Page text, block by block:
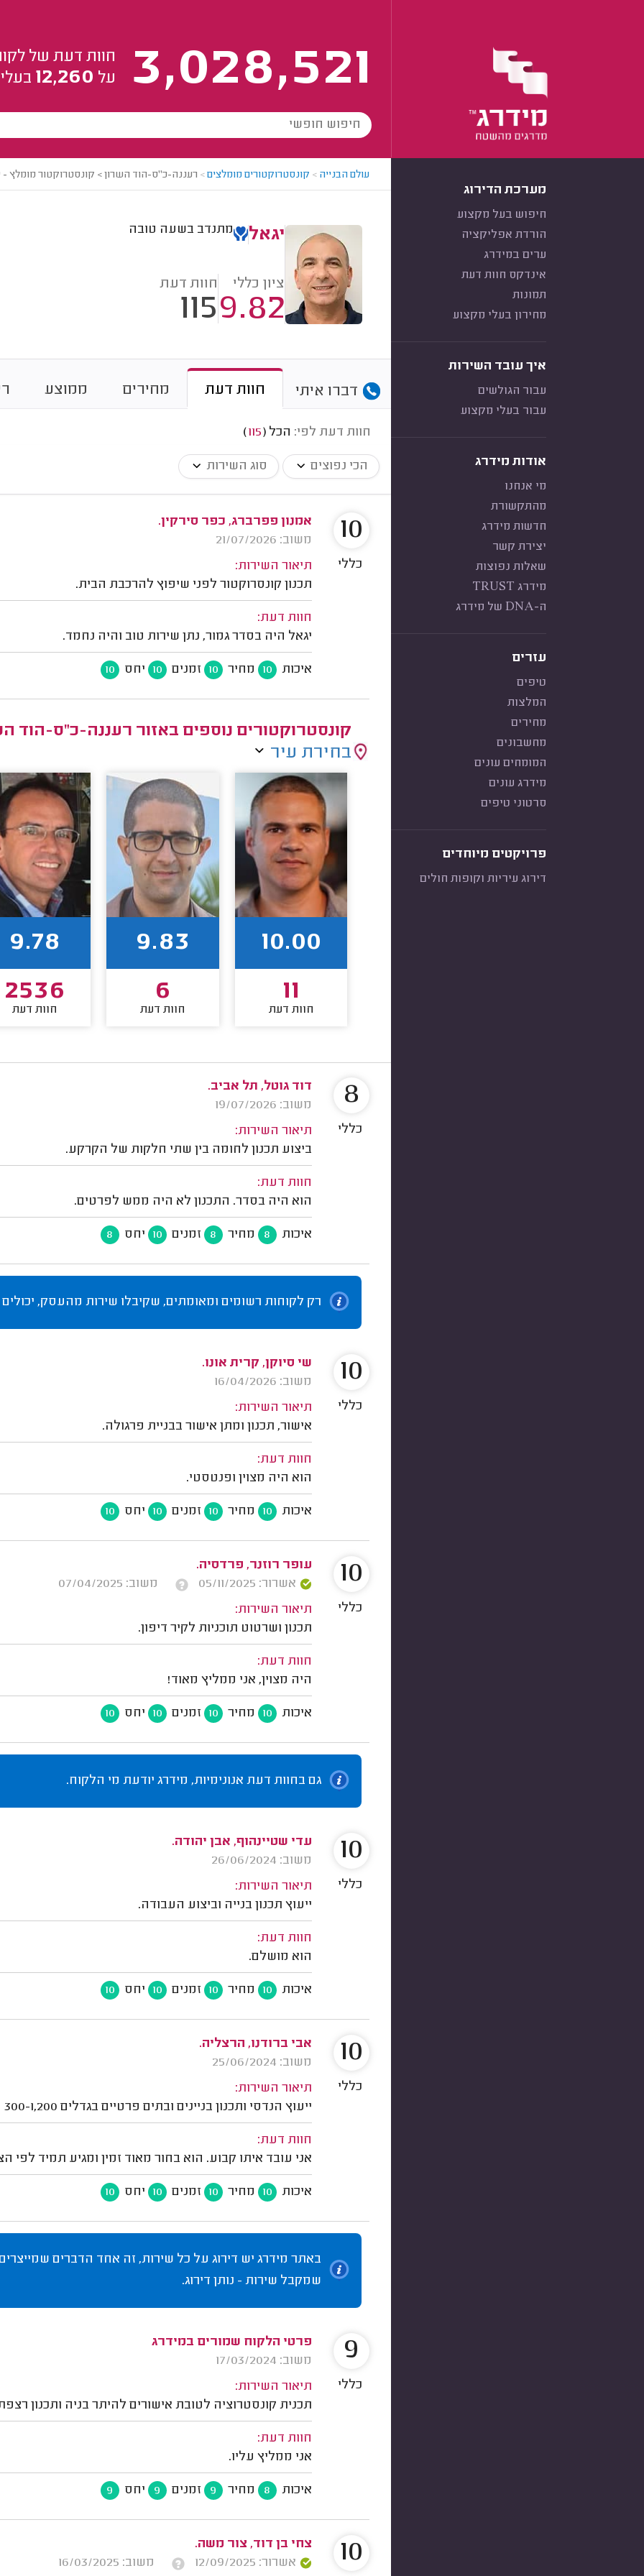
3,028,521
חוות דעת של
על 12,260
מערכת הדירוג
חיפוש בעל מקצוע
הורדת אפליקציה
ערים במידרג
אינדקס חוות דעת
תמונות
מחירון בעלי מקצוע
איך עובד השירות
עבור הגולשים
עבור בעלי מקצוע
אודות מידרג
מי אנחנו
מהתקשורת
חדשות מידרג
יצירת קשר
שאלות נפוצות
מידרג TRUST
ה-DNA של מידרג
עזרים
טיפים
המלצות
מחירים
מחשבונים
המומחים עונים
מידרג עונים
סרטוני טיפים
פרויקטים מיוחדים
דירוג עיריות וקופות חולים
עולם הבנייה > קונסטרוקטורים מומלצים> רעננה-כ"ס-הוד השרון > קונסטרוקטור מומלץ -
יגאל מתנדב בשעה טובה
ציון כללי
9.82
חוות דעת
115
דברו איתי חוות דעת מחירים ממוצע
חוות דעת לפי: הכל (
115
)
הכי נפוצים סוג השירות
אמנון פפרברג, כפר סירקין.
משוב: 21/07/2026
תיאור השירות:
תכנון קונסרוקטור לפני שיפוץ להרכבת הבית.
חוות דעת:
יגאל היה בסדר גמור, נתן שירות טוב והיה נחמד.
איכות 10 מחיר 10 זמנים 10 יחס 10
10
כללי
קונסטרוקטורים נוספים באזור רעננה-כ"ס-הוד
בחירת עיר
10.00
11
חוות דעת
9.83
6
חוות דעת
9.78
2536
חוות דעת
דוד גוטל, תל אביב.
משוב: 19/07/2026
תיאור השירות:
ביצוע תכנון לחומה בין שתי חלקות של הקרקע.
חוות דעת:
הוא היה בסדר. התכנון לא היה ממש לפרטים.
איכות 8 מחיר 8 זמנים 10 יחס 8
8
כללי
רק לקוחות רשומים ומאומתים, שקיבלו שירות מהעסק,
שי סיוקן, קרית אונו.
משוב: 16/04/2026
תיאור השירות:
אישור, תכנון ומתן אישור בבניית פרגולה.
חוות דעת:
הוא היה מצוין ופנטסטי.
איכות 10 מחיר 10 זמנים 10 יחס 10
10
כללי
עופר רוזנר, פרדסיה.
אשרור: 05/11/2025
משוב: 07/04/2025
תיאור השירות:
תכנון ושרטוט תוכניות לקיר דיפון.
חוות דעת:
היה מצוין, אני ממליץ מאוד!
איכות 10 מחיר 10 זמנים 10 יחס 10
10
כללי
גם בחוות דעת אנונימיות, מידרג יודעת מי הלקוח.
עדי שטיינהוף, אבן יהודה.
משוב: 26/06/2024
תיאור השירות:
ייעוץ תכנון בנייה וביצוע העבודה.
חוות דעת:
הוא מושלם.
איכות 10 מחיר 10 זמנים 10 יחס 10
10
כללי
אבי ברודנו, הרצליה.
משוב: 25/06/2024
תיאור השירות:
ייעוץ הנדסי ותכנון בניינים ובתים פרטיים בגדלים 300-1,200 מ"ר.
חוות דעת:
אני עובד איתו קבוע. הוא בחור מאוד זמין ומגיע תמיד לפי
איכות 10 מחיר 10 זמנים 10 יחס 10
10
כללי
באתר מידרג יש דירוג על כל שירות, זה אחד הדברים
שמקבל שירות - נותן דירוג.
פרטי הלקוח שמורים במידרג
משוב: 17/03/2024
תיאור השירות:
תכנית קונסטרוציה לטובת אישורים להיתר בניה ותכנון רצפת גלריה בגודל
חוות דעת:
אני ממליץ עליו.
איכות 8 מחיר 9 זמנים 9 יחס 9
9
כללי
צחי בן דוד, צור משה.
אשרור: 12/09/2025
משוב: 16/03/2025 10